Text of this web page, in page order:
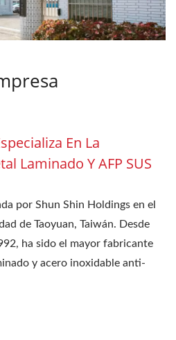
En La
Laminado Y AFP SUS
por Shun Shin Holdings en el
de Taoyuan, Taiwán. Desde
ha sido el mayor fabricante
y acero inoxidable anti-